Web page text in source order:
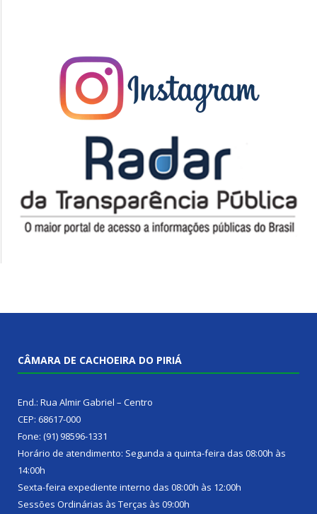
CÂMARA DE CACHOEIRA DO PIRIÁ
End.: Rua Almir Gabriel – Centro
CEP: 68617-000
Fone: (91) 98596-1331
Horário de atendimento: Segunda a quinta-feira das 08:00h às
14:00h
Sexta-feira expediente interno das 08:00h às 12:00h
Sessões Ordinárias às Terças às 09:00h